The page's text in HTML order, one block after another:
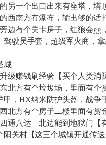
另一个出口出来有座塔，
西南方有瀑布，输出够的话
边有个关卡房子，红狼会gg
驾驶员手套，超级军火商，
城
级赚钱刷经验【买个人类消
北方有个垃圾场，里面有
甲，HX纳米防护头盔，战争
北方有个房子二楼里面有
通八达，北边能到地狱门【
阳关村【这三个城镇开通传送